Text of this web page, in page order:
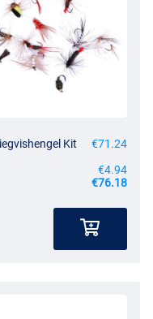
Kit
€71.24
€4.94
€76.18